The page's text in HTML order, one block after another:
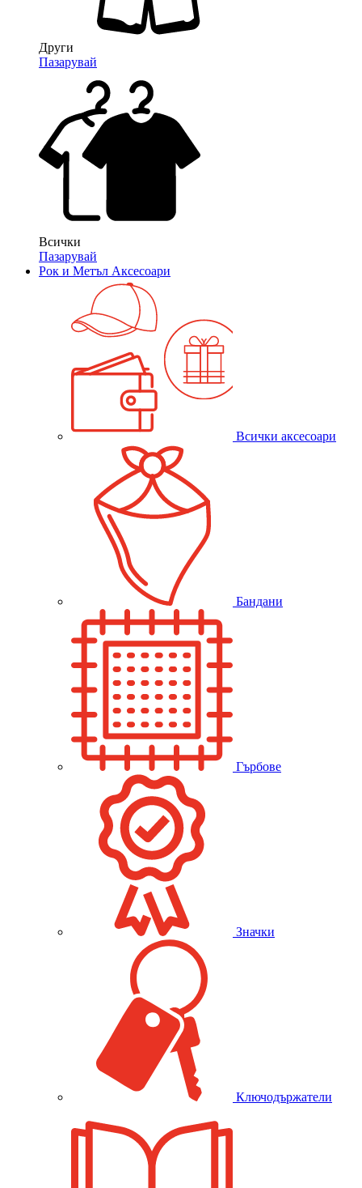
Други
Пазарувай
Всички
Пазарувай
Рок и Метъл Аксесоари
Всички аксесоари
Бандани
Гърбове
Значки
Ключодържатели